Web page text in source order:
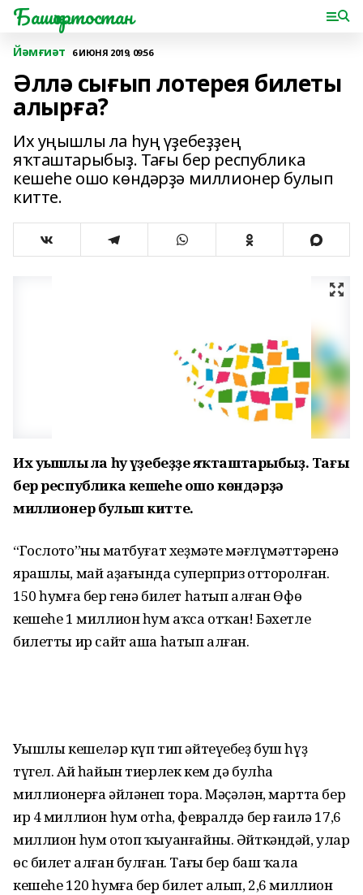
Башҡортостан
Йәмғиәт 6 ИЮНЯ 2019, 09:56
Әллә сығып лотерея билеты
алырға?
Их уңышлы ла һуң үҙебеҙҙең
яҡташтарыбыҙ. Тағы бер республика
кешеһе ошо көндәрҙә миллионер булып
китте.
Их уңышлы ла һуң үҙебеҙҙең яҡташтарыбыҙ. Тағы
бер республика кешеһе ошо көндәрҙә
миллионер булып китте.
“Гослото”ның матбуғат хеҙмәте мәғлүмәттәренә
ярашлы, май аҙағында суперприз отторолған.
150 һумға бер генә билет һатып алған Өфө
кешеһе 1 миллион һум аҡса отҡан! Бәхетле
билетты ир сайт аша һатып алған.
Уңышлы кешеләр күп тип әйтеүебеҙ буш һүҙ
түгел. Ай һайын тиерлек кем дә булһа
миллионерға әйләнеп тора. Мәҫәлән, мартта бер
ир 4 миллион һум отһа, февралдә бер ғаилә 17,6
миллион һум отоп ҡыуанғайны. Әйткәндәй, улар
өс билет алған булған. Тағы бер баш ҡала
кешеһе 120 һумға бер билет алып, 2,6 миллион